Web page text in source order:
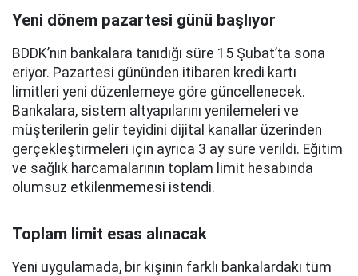
Yeni dönem pazartesi günü başlıyor
BDDK’nın bankalara tanıdığı süre 15 Şubat’ta sona
eriyor. Pazartesi gününden itibaren kredi kartı
limitleri yeni düzenlemeye göre güncellenecek.
Bankalara, sistem altyapılarını yenilemeleri ve
müşterilerin gelir teyidini dijital kanallar üzerinden
gerçekleştirmeleri için ayrıca 3 ay süre verildi. Eğitim
ve sağlık harcamalarının toplam limit hesabında
olumsuz etkilenmemesi istendi.
Toplam limit esas alınacak
Yeni uygulamada, bir kişinin farklı bankalardaki tüm